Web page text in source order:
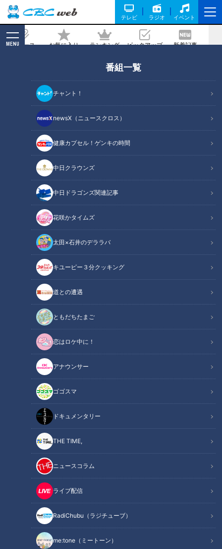
テレビ ラジオ イベント
ニュース お気に入り ランキング ピックアップ 新着記事
MENU
番組一覧
チャント！
newsX（ニュースクロス）
健康カプセル！ゲンキの時間
中日クラウンズ
中日ドラゴンズ関連記事
花咲かタイムズ
太田×石井のデララバ
キユーピー３分クッキング
道との遭遇
ともだちたまご
恋はロケ中に！
アナウンサー
ゴゴスマ
ドキュメンタリー
THE TIME,
ニュースコラム
ライブ配信
RadiChubu（ラジチューブ）
me:tone（ミートーン）
極上の「うな重」を食べて向かった次の
目的地とは
記事に戻る
CBCテレビ『地名しりとり』
この記事の画像（全6枚）
記事に戻る
この記事を見たあなたへのおすすめ